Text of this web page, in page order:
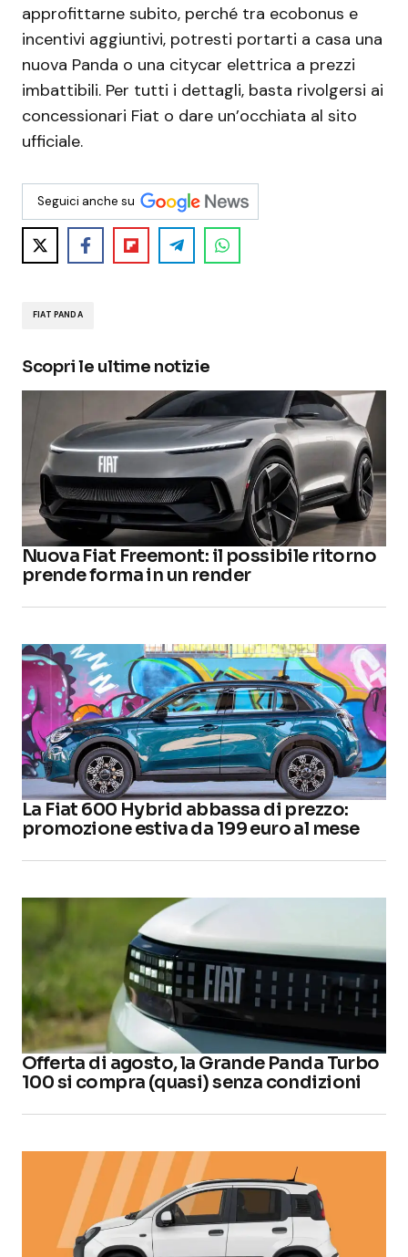
approfittarne subito, perché tra ecobonus e
incentivi aggiuntivi, potresti portarti a casa una
nuova Panda o una citycar elettrica a prezzi
imbattibili. Per tutti i dettagli, basta rivolgersi ai
concessionari Fiat o dare un’occhiata al sito
ufficiale.
Seguici anche su
FIAT PANDA
Scopri le ultime notizie
Nuova Fiat Freemont: il possibile ritorno
prende forma in un render
La Fiat 600 Hybrid abbassa di prezzo:
promozione estiva da 199 euro al mese
Offerta di agosto, la Grande Panda Turbo
100 si compra (quasi) senza condizioni